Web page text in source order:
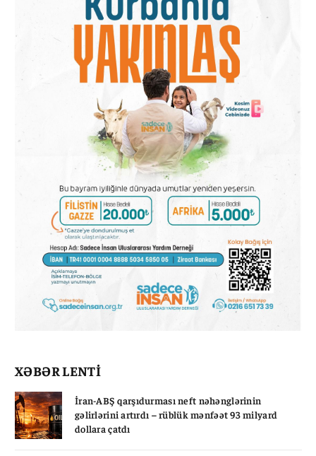
XƏBƏR LENTİ
İran-ABŞ qarşıdurması neft nəhənglərinin
gəlirlərini artırdı – rüblük mənfəət 93 milyard
dollara çatdı